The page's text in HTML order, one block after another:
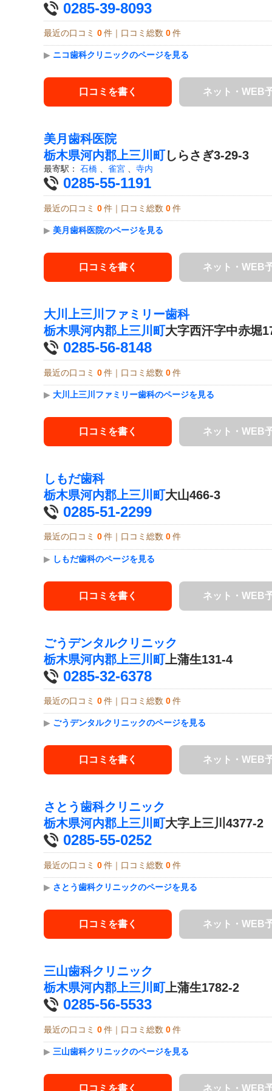
0285-39-8093
最近の口コミ 0 件｜口コミ総数 0 件
▶ ニコ歯科クリニックのページを見る
口コミを書く ネット・WEB
美月歯科医院
栃木県河内郡上三川町しらさぎ3-29-3
最寄駅： 石橋 、 雀宮 、 寺内
0285-55-1191
最近の口コミ 0 件｜口コミ総数 0 件
▶ 美月歯科医院のページを見る
口コミを書く ネット・WEB
大川上三川ファミリー歯科
栃木県河内郡上三川町大字西汗字中赤堀
0285-56-8148
最近の口コミ 0 件｜口コミ総数 0 件
▶ 大川上三川ファミリー歯科のページを見る
口コミを書く ネット・WEB
しもだ歯科
栃木県河内郡上三川町大山466-3
0285-51-2299
最近の口コミ 0 件｜口コミ総数 0 件
▶ しもだ歯科のページを見る
口コミを書く ネット・WEB
ごうデンタルクリニック
栃木県河内郡上三川町上蒲生131-4
0285-32-6378
最近の口コミ 0 件｜口コミ総数 0 件
▶ ごうデンタルクリニックのページを見る
口コミを書く ネット・WEB
さとう歯科クリニック
栃木県河内郡上三川町大字上三川4377-2
0285-55-0252
最近の口コミ 0 件｜口コミ総数 0 件
▶ さとう歯科クリニックのページを見る
口コミを書く ネット・WEB
三山歯科クリニック
栃木県河内郡上三川町上蒲生1782-2
0285-56-5533
最近の口コミ 0 件｜口コミ総数 0 件
▶ 三山歯科クリニックのページを見る
口コミを書く ネット・WEB